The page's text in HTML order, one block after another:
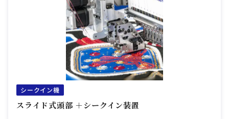
シークイン機
スライド式頭部 ＋シークイン装置